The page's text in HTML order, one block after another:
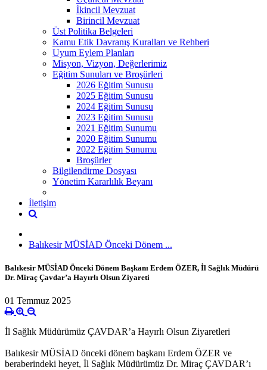
İkincil Mevzuat
Birincil Mevzuat
Üst Politika Belgeleri
Kamu Etik Davranış Kuralları ve Rehberi
Uyum Eylem Planları
Misyon, Vizyon, Değerlerimiz
Eğitim Sunuları ve Broşürleri
2026 Eğitim Sunusu
2025 Eğitim Sunusu
2024 Eğitim Sunusu
2023 Eğitim Sunusu
2021 Eğitim Sunumu
2020 Eğitim Sunumu
2022 Eğitim Sunumu
Broşürler
Bilgilendirme Dosyası
Yönetim Kararlılık Beyanı
İletişim
‎Balıkesir MÜSİAD Önceki Dönem ...
‎Balıkesir MÜSİAD Önceki Dönem Başkanı Erdem ÖZER, İl Sağlık Müdürü
Dr. Miraç Çavdar’a Hayırlı Olsun Ziyareti
01 Temmuz 2025
İl Sağlık Müdürümüz ÇAVDAR’a Hayırlı Olsun Ziyaretleri
‎Balıkesir MÜSİAD önceki dönem başkanı Erdem ÖZER ve
beraberindeki heyet, İl Sağlık Müdürümüz Dr. Miraç ÇAVDAR’ı